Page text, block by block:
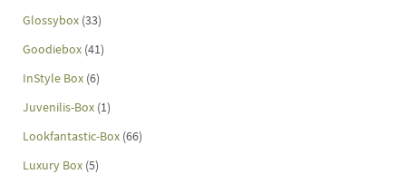
Glossybox (33)
Goodiebox (41)
InStyle Box (6)
Juvenilis-Box (1)
Lookfantastic-Box (66)
Luxury Box (5)